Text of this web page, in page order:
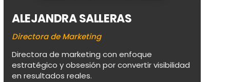
ALEJANDRA SALLERAS
Directora de Marketing
Directora de marketing con enfoque
estratégico y obsesión por convertir visibilidad
en resultados reales.